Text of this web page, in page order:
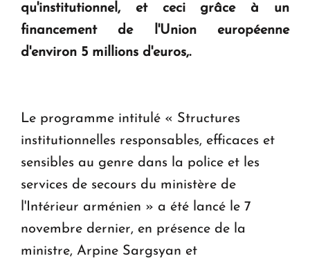
Le premier hôtel Hyatt Regency d'Arménie
qu'institutionnel, et ceci grâce à un
financement de l'Union européenne
d'environ 5 millions d'euros,.
Le programme intitulé « Structures
institutionnelles responsables, efficaces et
sensibles au genre dans la police et les
services de secours du ministère de
l'Intérieur arménien » a été lancé le 7
novembre dernier, en présence de la
ministre, Arpine Sargsyan et